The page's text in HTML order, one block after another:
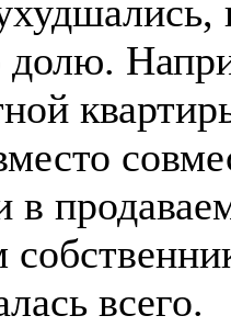
долю.
в
всего.